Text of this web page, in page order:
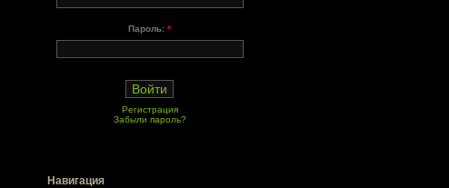
Пароль: *
Регистрация
Забыли пароль?
Навигация